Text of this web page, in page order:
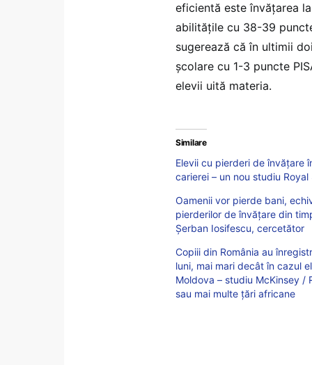
eficientă este învățarea
abilitățile cu 38-39
sugerează că în ultimii
școlare cu 1-3 puncte
elevii uită materia.
Similare
Elevii cu pierderi de învățare
carierei – un nou studiu
Oamenii vor pierde bani,
pierderilor de învățare din
Șerban Iosifescu, cercetător
Copiii din România au
luni, mai mari decât în cazul
Moldova – studiu McKinsey /
sau mai multe țări africane